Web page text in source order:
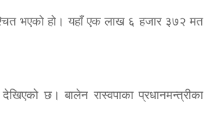
भएको हो। यहाँ एक लाख ६ हजार ३७२ मत
छ। बालेन रास्वपाका प्रधानमन्त्रीका